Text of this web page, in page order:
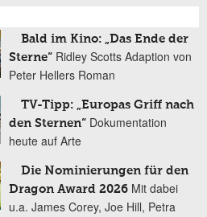
Bald im Kino: „Das Ende der
Sterne“ Ridley Scotts Adaption von
Peter Hellers Roman
TV-Tipp: „Europas Griff nach
den Sternen“ Dokumentation
heute auf Arte
Die Nominierungen für den
Dragon Award 2026 Mit dabei
u.a. James Corey, Joe Hill, Petra